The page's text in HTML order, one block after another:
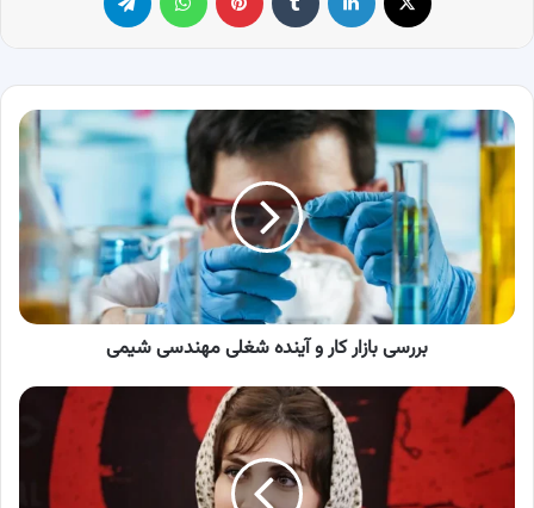
بررسی
بازار
کار
آینده
مهندسی
شیمی
بررسی بازار کار و آینده شغلی مهندسی شیمی
بیوگرافی
چهره